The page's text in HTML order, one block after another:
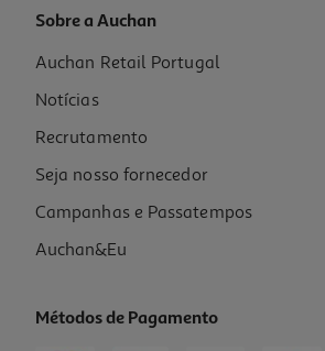
Sobre a Auchan
Auchan Retail Portugal
Notícias
Recrutamento
Seja nosso fornecedor
Campanhas e Passatempos
Auchan&Eu
Métodos de Pagamento